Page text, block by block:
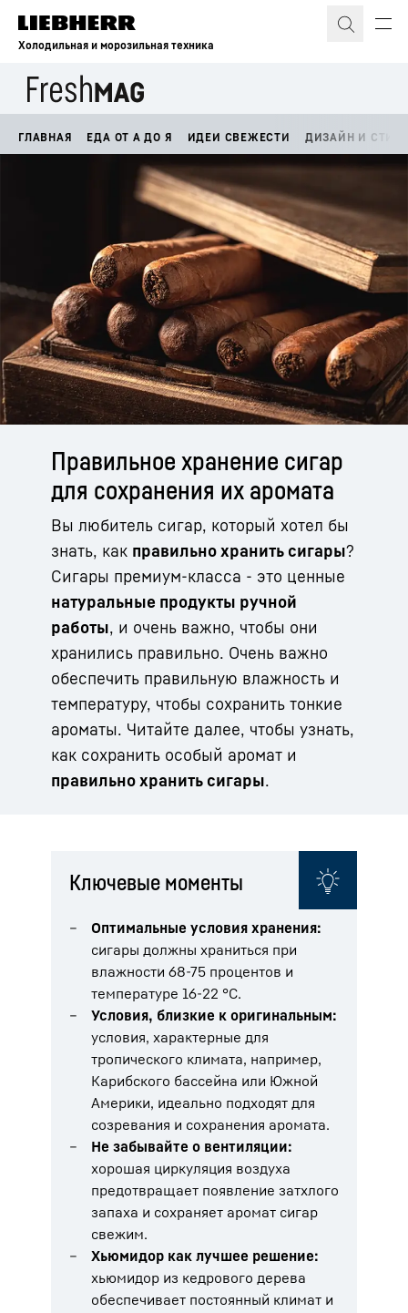
Холодильная и морозильная техника
ГЛАВНАЯ ЕДА ОТ А ДО Я ИДЕИ СВЕЖЕСТИ ДИЗАЙН И
Правильное хранение сигар
для сохранения их аромата
Вы любитель сигар, который хотел бы
знать, как правильно хранить сигары?
Сигары премиум-класса - это ценные
натуральные продукты ручной
работы, и очень важно, чтобы они
хранились правильно. Очень важно
обеспечить правильную влажность и
температуру, чтобы сохранить тонкие
ароматы. Читайте далее, чтобы узнать,
как сохранить особый аромат и
правильно хранить сигары.
Ключевые моменты
Оптимальные условия хранения:
сигары должны храниться при
влажности 68-75 процентов и
температуре 16-22 °C.
Условия, близкие к оригинальным:
условия, характерные для
тропического климата, например,
Карибского бассейна или Южной
Америки, идеально подходят для
созревания и сохранения аромата.
Не забывайте о вентиляции:
хорошая циркуляция воздуха
предотвращает появление затхлого
запаха и сохраняет аромат сигар
свежим.
Хьюмидор как лучшее решение:
хьюмидор из кедрового дерева
обеспечивает постоянный климат и